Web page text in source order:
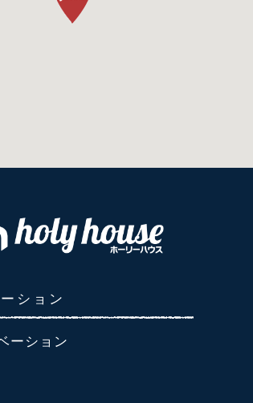
ション
ーション